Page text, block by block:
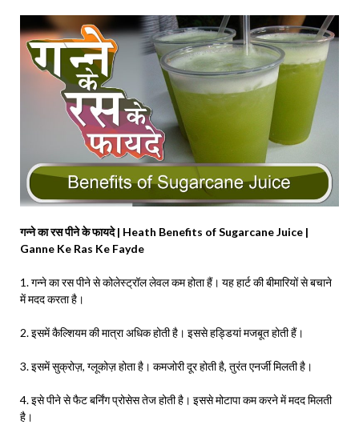
गन्ने का रस पीने के फायदे | Heath Benefits of Sugarcane Juice |
Ganne Ke Ras Ke Fayde
1. गन्ने का रस पीने से कोलेस्ट्रॉल लेवल कम होता हैं। यह हार्ट की बीमारियों से बचाने
में मदद करता है।
2. इसमें कैल्शियम की मात्रा अधिक होती है। इससे हड्डियां मजबूत होती हैं।
3. इसमें सुक्रोज़, ग्लूकोज़ होता है। कमजोरी दूर होती है, तुरंत एनर्जी मिलती है।
4. इसे पीने से फैट बर्निंग प्रोसेस तेज होती है। इससे मोटापा कम करने में मदद मिलती
है।